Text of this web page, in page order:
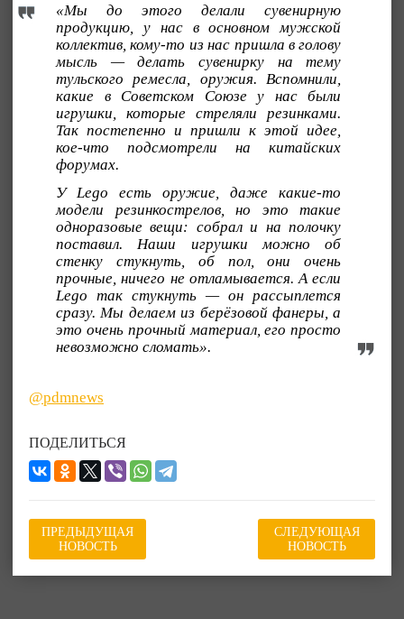
«Мы до этого делали сувенирную
продукцию, у нас в основном мужской
коллектив, кому-то из нас пришла в голову
мысль — делать сувенирку на тему
тульского ремесла, оружия. Вспомнили,
какие в Советском Союзе у нас были
игрушки, которые стреляли резинками.
Так постепенно и пришли к этой идее,
кое-что подсмотрели на китайских
форумах.
У Lego есть оружие, даже какие-то
модели резинкострелов, но это такие
одноразовые вещи: собрал и на полочку
поставил. Наши игрушки можно об
стенку стукнуть, об пол, они очень
прочные, ничего не отламывается. А если
Lego так стукнуть — он рассыплется
сразу. Мы делаем из берёзовой фанеры, а
это очень прочный материал, его просто
невозможно сломать».
@pdmnews
ПОДЕЛИТЬСЯ
ПРЕДЫДУЩАЯ
НОВОСТЬ
СЛЕДУЮЩАЯ
НОВОСТЬ